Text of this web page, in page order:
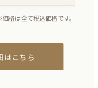
格は全て税込価格です。
はこちら